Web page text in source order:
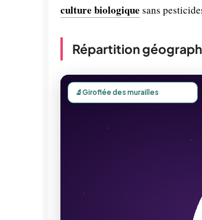
culture biologique sans
Répartition